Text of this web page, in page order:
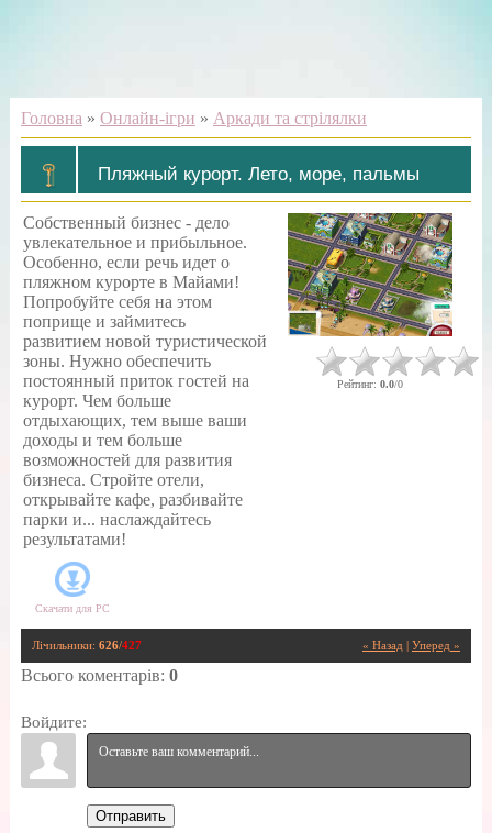
Головна » Онлайн-ігри » Аркади та стрілялки
Пляжный курорт. Лето, море, пальмы
Собственный бизнес - дело
увлекательное и прибыльное.
Особенно, если речь идет о
пляжном курорте в Майами!
Попробуйте себя на этом
поприще и займитесь
развитием новой туристической
зоны. Нужно обеспечить
постоянный приток гостей на
курорт. Чем больше
отдыхающих, тем выше ваши
доходы и тем больше
возможностей для развития
бизнеса. Стройте отели,
открывайте кафе, разбивайте
парки и... наслаждайтесь
результатами!
Скачати для PC
Рейтинг: 0.0/0
« Назад Уперед »
Лічильники: 626/427
Всього коментарів: 0
Войдите:
Отправить